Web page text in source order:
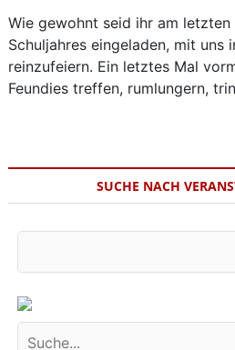
Wie gewohnt seid ihr am
Schuljahres eingeladen, mit uns
reinzufeiern. Ein letztes Mal
Feundies treffen, rumlungern,
SUCHE NACH